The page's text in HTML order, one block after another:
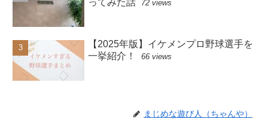
ってみた話
72 views
【2025年版】イケメンプロ野球選手を
一挙紹介！
66 views
まじめな遊び人（ちゃんや）